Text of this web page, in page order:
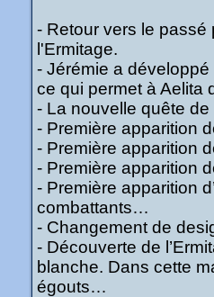
- Retour vers le passé
l'Ermitage.
- Jérémie a
ce qui permet à Aelita
- La nouvelle quête
- Première apparition
- Première apparition
- Première apparition
- Première apparition
combattants…
- Changement de
- Découverte de
blanche. Dans cette
égouts…